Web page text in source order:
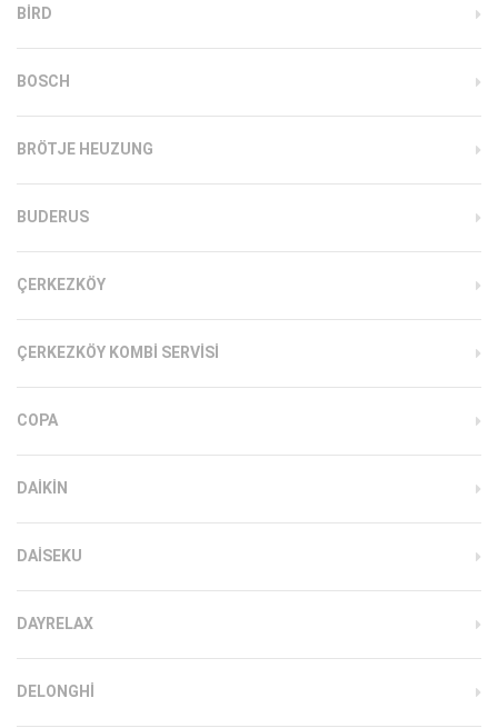
BIRD
BOSCH
BRÖTJE HEUZUNG
BUDERUS
ÇERKEZKÖY
ÇERKEZKÖY KOMBI SERVISI
COPA
DAIKIN
DAISEKU
DAYRELAX
DELONGHI